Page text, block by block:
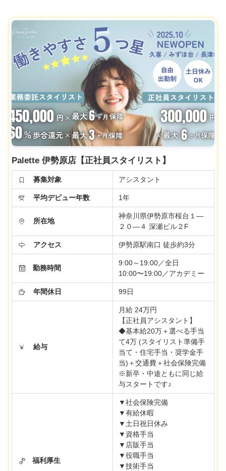
Palette 伊勢原店【正社員スタイリスト】
募集対象 アシスタント
平均デビュー年数 1年
所在地
神奈川県伊勢原市桜台１―
２０―４ 深瀬ビル２F
アクセス 伊勢原駅南口 徒歩約3分
勤務時間
9:00～19:00／全日
10:00〜19:00／アカデミー
年間休日 99日
給与
月給 24万円
【正社員アシスタント】
◆基本給20万＋選べる手当
て4万 (スタイリスト準備手
当て・住宅手当・奨学金手
当)＋交通費＋社会保険完備
※新卒・中途ともに同じ給
与スタートです♪
福利厚生
▼社会保険完備
▼有給休暇
▼土日祝日休み
▼資格手当
▼店販手当
▼役職手当
▼技術手当